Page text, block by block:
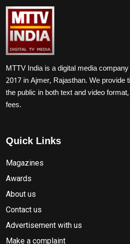
MTTV India is a digital media
2017 in Ajmer, Rajasthan. We provide
the public in both text and video
fees.
Quick Links
Magazines
Awards
About us
Contact us
Advertisement with us
Make a complaint